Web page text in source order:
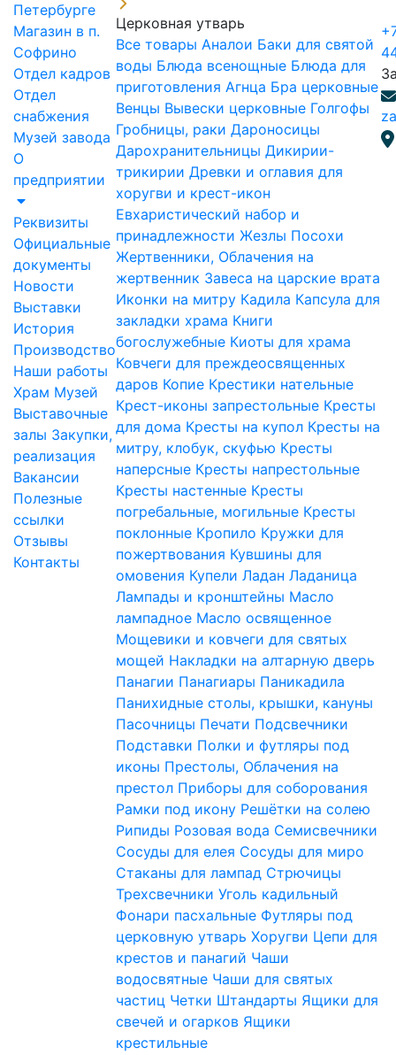
Петербурге
Магазин в п.
Софрино
Отдел кадров
Отдел
снабжения
Музей завода
О
предприятии
Реквизиты
Официальные
документы
Новости
Выставки
История
Производство
Наши работы
Храм Музей
Выставочные
залы Закупки,
реализация
Вакансии
Полезные
ссылки
Отзывы
Контакты
Церковная утварь
Все товары Аналои Баки для святой
воды Блюда всенощные Блюда для
приготовления Агнца Бра церковные
Венцы Вывески церковные Голгофы
Гробницы, раки Дароносицы
Дарохранительницы Дикирии-
трикирии Древки и оглавия для
хоругви и крест-икон
Евхаристический набор и
принадлежности Жезлы Посохи
Жертвенники, Облачения на
жертвенник Завеса на царские врата
Иконки на митру Кадила Капсула для
закладки храма Книги
богослужебные Киоты для храма
Ковчеги для преждеосвященных
даров Копие Крестики нательные
Крест-иконы запрестольные Кресты
для дома Кресты на купол Кресты на
митру, клобук, скуфью Кресты
наперсные Кресты напрестольные
Кресты настенные Кресты
погребальные, могильные Кресты
поклонные Кропило Кружки для
пожертвования Кувшины для
омовения Купели Ладан Ладаница
Лампады и кронштейны Масло
лампадное Масло освященное
Мощевики и ковчеги для святых
мощей Накладки на алтарную дверь
Панагии Панагиары Паникадила
Панихидные столы, крышки, кануны
Пасочницы Печати Подсвечники
Подставки Полки и футляры под
иконы Престолы, Облачения на
престол Приборы для соборования
Рамки под икону Решётки на солею
Рипиды Розовая вода Семисвечники
Сосуды для елея Сосуды для миро
Стаканы для лампад Стрючицы
Трехсвечники Уголь кадильный
Фонари пасхальные Футляры под
церковную утварь Хоругви Цепи для
крестов и панагий Чаши
водосвятные Чаши для святых
частиц Четки Штандарты Ящики для
свечей и огарков Ящики
крестильные